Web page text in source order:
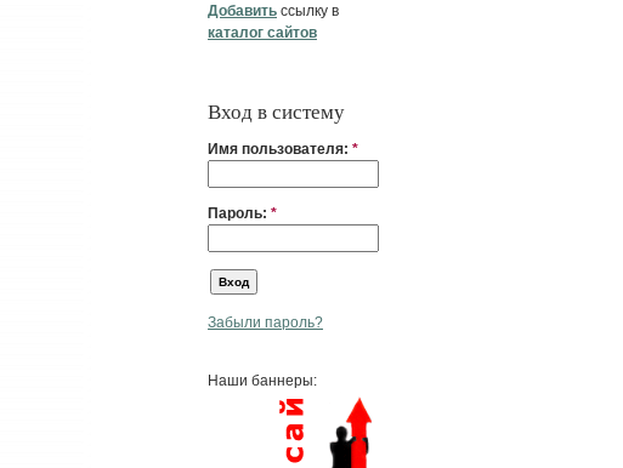
Добавить ссылку в
каталог сайтов
Вход в систему
Имя пользователя: *
Пароль: *
Забыли пароль?
Наши баннеры: